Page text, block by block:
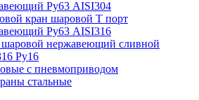
Ру63 AISI304
кран шаровой Т порт
Ру63 AISI316
нержавеющий сливной
Ру16
с пневмоприводом
стальные